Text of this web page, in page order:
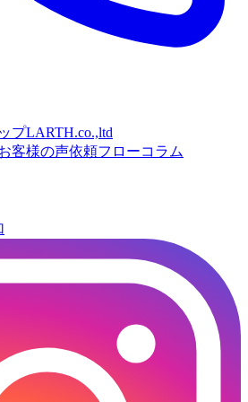
プLARTH.co.,ltd
客様の声依頼フローコラム